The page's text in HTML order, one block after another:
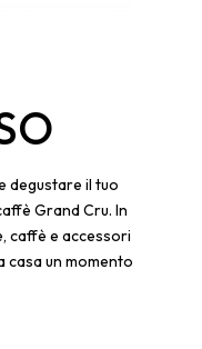
degustare il tuo
Grand Cru. In
caffè e accessori
casa un momento